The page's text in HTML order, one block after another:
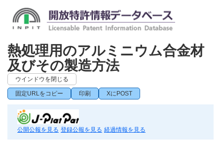
熱処理用のアルミニウム合金材
及びその製造方法
ウインドウを閉じる
固定URLをコピー 印刷 XにPOST
公開公報を見る 登録公報を見る 経過情報を見る